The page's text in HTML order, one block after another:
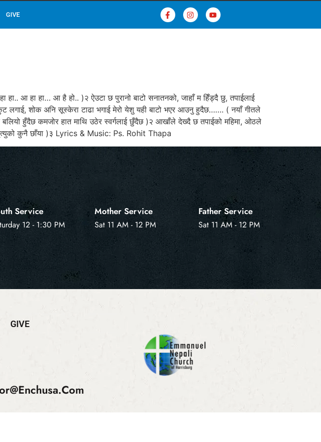
GIVE
हा हा… आ है हो.. )२ ऐउटा छ पुरानो बाटो सनातनको, जाहाँ म हिँड्दै छु, तपाईलाई
लगाई, शोक अनि सूस्केरा टाढा भगाई मेरो येशु यही बाटो भएर आउनु हुदैछ……. ( नयाँ गीतले
हुँदैछ कमजोर हात माथि उठेर स्वर्गलाई छुँदैछ )२ आखाँले देख्दै छ तपाईको महिमा, ओठले
कुनै छाँया )३ Lyrics & Music: Ps. Rohit Thapa
Service
12 - 1:30 PM
Mother Service
Sat 11 AM - 12 PM
Father Service
Sat 11 AM - 12 PM
GIVE